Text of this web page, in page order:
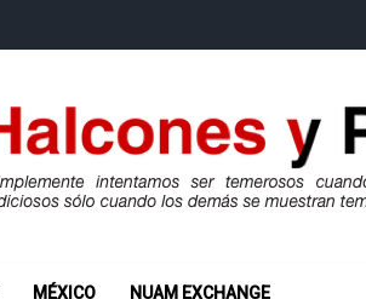
MÉXICO NUAM EXCHANGE